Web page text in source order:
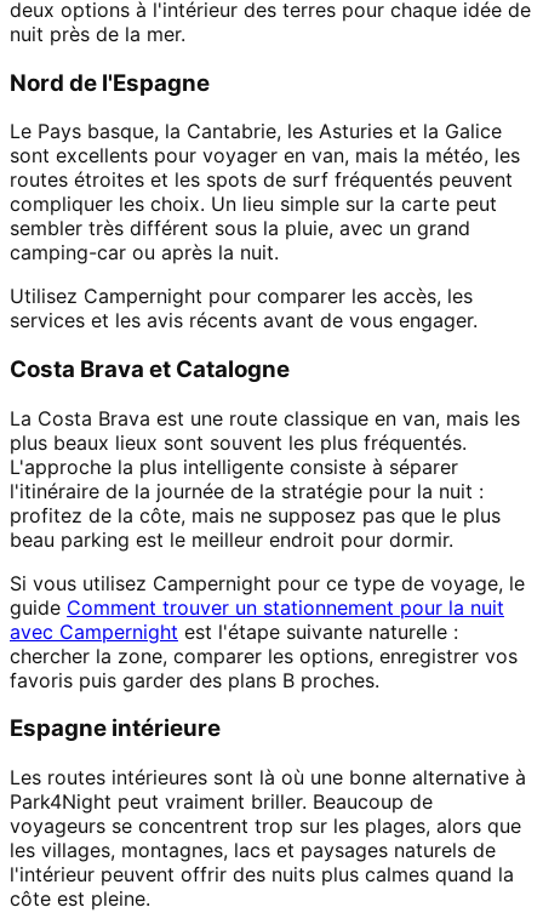
deux options à l'intérieur des terres pour chaque idée de
nuit près de la mer.
Nord de l'Espagne
Le Pays basque, la Cantabrie, les Asturies et la Galice
sont excellents pour voyager en van, mais la météo, les
routes étroites et les spots de surf fréquentés peuvent
compliquer les choix. Un lieu simple sur la carte peut
sembler très différent sous la pluie, avec un grand
camping-car ou après la nuit.
Utilisez Campernight pour comparer les accès, les
services et les avis récents avant de vous engager.
Costa Brava et Catalogne
La Costa Brava est une route classique en van, mais les
plus beaux lieux sont souvent les plus fréquentés.
L'approche la plus intelligente consiste à séparer
l'itinéraire de la journée de la stratégie pour la nuit :
profitez de la côte, mais ne supposez pas que le plus
beau parking est le meilleur endroit pour dormir.
Si vous utilisez Campernight pour ce type de voyage, le
guide Comment trouver un stationnement pour la nuit
avec Campernight est l'étape suivante naturelle :
chercher la zone, comparer les options, enregistrer vos
favoris puis garder des plans B proches.
Espagne intérieure
Les routes intérieures sont là où une bonne alternative à
Park4Night peut vraiment briller. Beaucoup de
voyageurs se concentrent trop sur les plages, alors que
les villages, montagnes, lacs et paysages naturels de
l'intérieur peuvent offrir des nuits plus calmes quand la
côte est pleine.